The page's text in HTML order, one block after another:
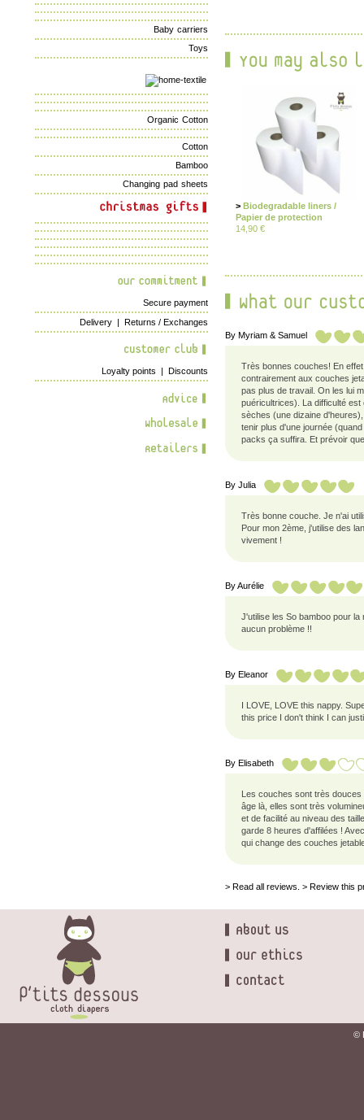
Baby carriers
Toys
Organic Cotton
Cotton
Bamboo
Changing pad sheets
Secure payment
Delivery | Returns / Exchanges
Loyalty points | Discounts
> Biodegradable liners /
Papier de protection
14,90 €
By Myriam & Samuel
Très bonnes couches! En
contrairement aux couches
pas plus de travail. On les lui
puéricultrices). La difficulté
sèches (une dizaine
tenir plus d'une journée
packs ça suffira. Et prévoir
By Julia
Très bonne couche. Je n'ai
Pour mon 2ème, j'utilise des
vivement !
ByAurélie
J'utilise les So bamboo pour
aucun problème !!
By Eleanor
I LOVE, LOVE this nappy.
this price I don't think I can
By Elisabeth
Les couches sont très douces
âge là, elles sont très
et de facilité au niveau des
garde 8 heures d'affilées !
qui change des couches
> Read all reviews. > Review this
©